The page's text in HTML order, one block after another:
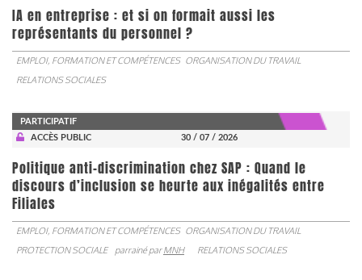
IA en entreprise : et si on formait aussi les
représentants du personnel ?
EMPLOI, FORMATION ET COMPÉTENCES ORGANISATION DU TRAVAIL
RELATIONS SOCIALES
PARTICIPATIF
ACCÈS PUBLIC
30 / 07 / 2026
Politique anti-discrimination chez SAP : Quand le
discours d’inclusion se heurte aux inégalités entre
Filiales
EMPLOI, FORMATION ET COMPÉTENCES ORGANISATION DU TRAVAIL
PROTECTION SOCIALE
parrainé parMNH RELATIONS SOCIALES